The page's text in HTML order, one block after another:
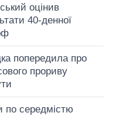
оцінив
40-денної
попередила про
прориву
по середмістю